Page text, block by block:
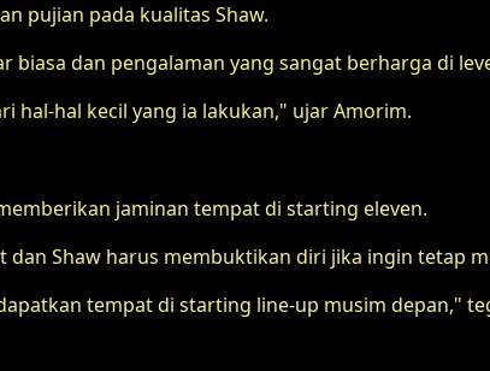
pujian pada kualitas Shaw.
dan pengalaman yang sangat berharga di
hal-hal kecil yang ia lakukan," ujar Amorim.
jaminan tempat di starting eleven.
Shaw harus membuktikan diri jika ingin tetap
tempat di starting line-up musim depan,"